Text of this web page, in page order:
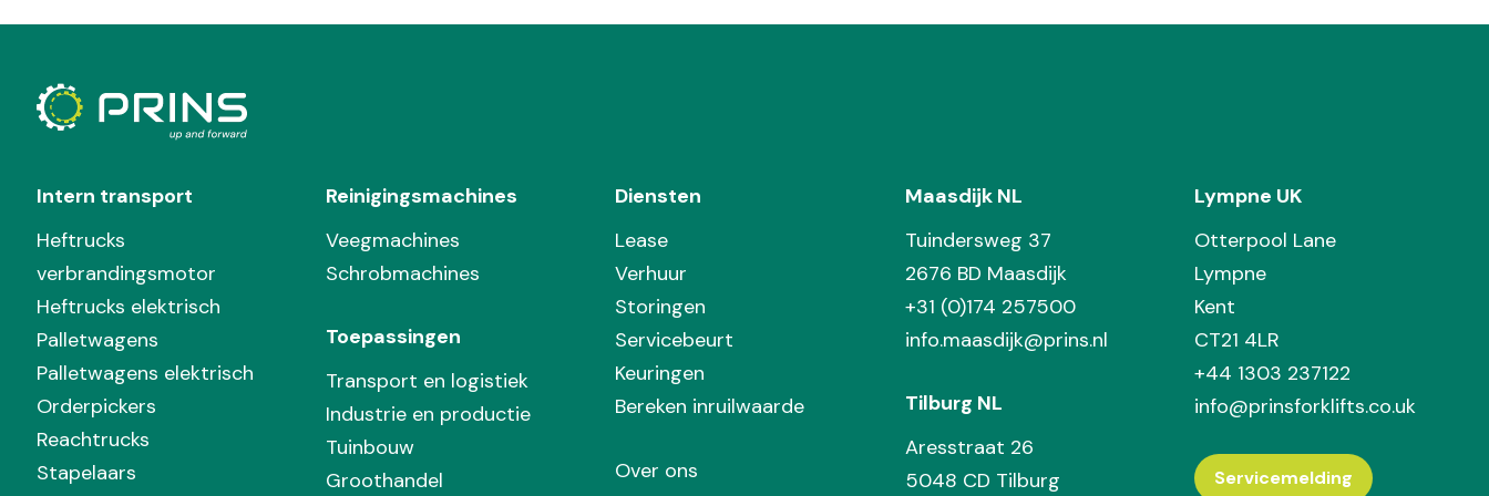
Intern transport
Heftrucks
verbrandingsmotor
Heftrucks elektrisch
Palletwagens
Palletwagens elektrisch
Orderpickers
Reachtrucks
Stapelaars
Reinigingsmachines
Veegmachines
Schrobmachines
Toepassingen
Transport en logistiek
Industrie en productie
Tuinbouw
Groothandel
Diensten
Lease
Verhuur
Storingen
Servicebeurt
Keuringen
Bereken inruilwaarde
Over ons
Maasdijk NL
Tuindersweg 37
2676 BD Maasdijk
+31 (0)174 257500
info.maasdijk@prins.nl
Tilburg NL
Aresstraat 26
5048 CD Tilburg
Lympne UK
Otterpool Lane
Lympne
Kent
CT21 4LR
+44 1303 237122
info@prinsforklifts.co.uk
Servicemelding